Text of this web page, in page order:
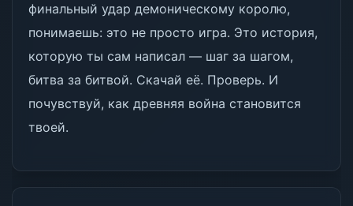
финальный удар демоническому королю,
понимаешь: это не просто игра. Это история,
которую ты сам написал — шаг за шагом,
битва за битвой. Скачай её. Проверь. И
почувствуй, как древняя война становится
твоей.